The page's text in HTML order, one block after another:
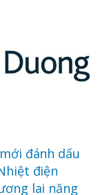
đánh dấu
điện
lai năng